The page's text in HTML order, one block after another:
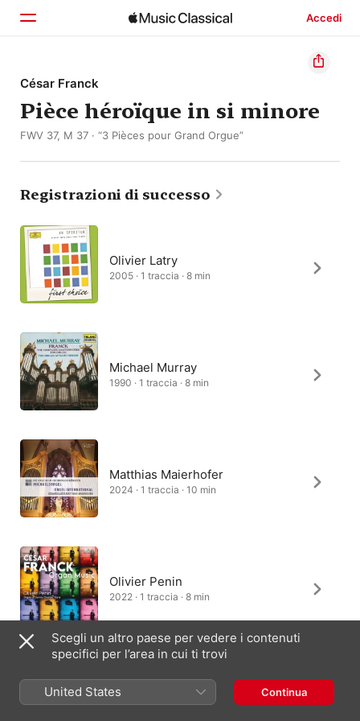
Accedi
Home
Scopri
César Franck
Pièce héroïque in si minore
FWV 37, M 37 · “3 Pièces pour Grand Orgue”
Registrazioni di successo
Olivier Latry
2005 · 1 traccia · 8 min
Michael Murray
1990 · 1 traccia · 8 min
Matthias Maierhofer
2024 · 1 traccia · 10 min
Olivier Penin
2022 · 1 traccia · 8 min
Jean-Luc Thellin
2022 · 1 traccia · 9 min
Scegli un altro paese per vedere i contenuti
specifici per l’area in cui ti trovi
United States Continua